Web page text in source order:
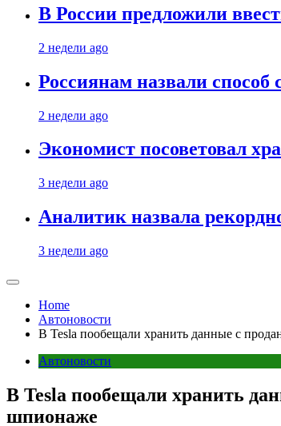
В России предложили
2 недели ago
Россиянам назвали
2 недели ago
Экономист посоветовал
3 недели ago
Аналитик назвала
3 недели ago
Home
Автоновости
В Tesla пообещали хранить данные с
Автоновости
В Tesla пообещали хранить
шпионаже